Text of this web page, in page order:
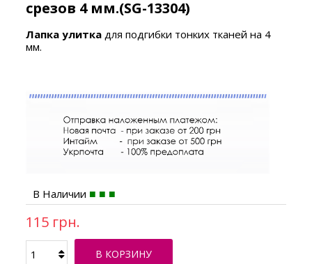
срезов 4 мм.(SG-13304)
Лапка улитка для подгибки тонких тканей на 4
мм.
В Наличии
115 грн.
В КОРЗИНУ